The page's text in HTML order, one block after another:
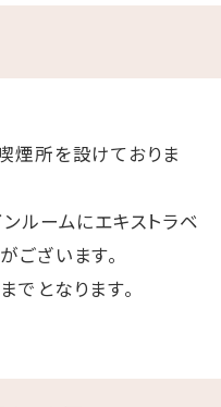
煙所を設けておりま
ルームにエキストラベ
ございます。
となります。